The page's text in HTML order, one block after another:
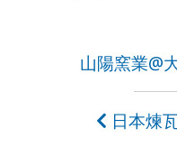
山陽窯業@
日本煉